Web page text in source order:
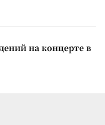
на концерте в